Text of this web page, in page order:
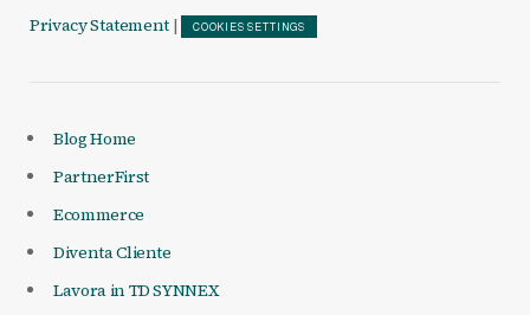
Privacy Statement | COOKIES SETTINGS
Blog Home
PartnerFirst
Ecommerce
Diventa Cliente
Lavora in TD SYNNEX